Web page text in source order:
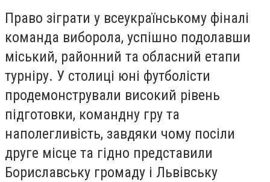
Право зіграти у всеукраїнському фіналі
команда виборола, успішно подолавши
міський, районний та обласний етапи
турніру. У столиці юні футболісти
продемонстрували високий рівень
підготовки, командну гру та
наполегливість, завдяки чому посіли
друге місце та гідно представили
Бориславську громаду і Львівську